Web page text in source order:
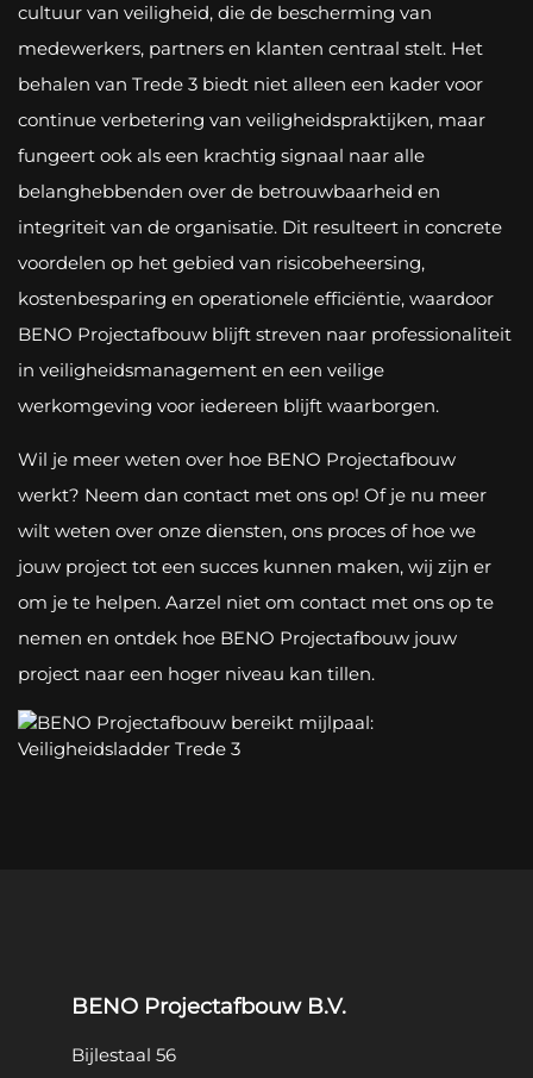
cultuur van veiligheid, die de bescherming van
medewerkers, partners en klanten centraal stelt. Het
behalen van Trede 3 biedt niet alleen een kader voor
continue verbetering van veiligheidspraktijken, maar
fungeert ook als een krachtig signaal naar alle
belanghebbenden over de betrouwbaarheid en
integriteit van de organisatie. Dit resulteert in concrete
voordelen op het gebied van risicobeheersing,
kostenbesparing en operationele efficiëntie, waardoor
BENO Projectafbouw blijft streven naar professionaliteit
in veiligheidsmanagement en een veilige
werkomgeving voor iedereen blijft waarborgen.
Wil je meer weten over hoe BENO Projectafbouw
werkt? Neem dan contact met ons op! Of je nu meer
wilt weten over onze diensten, ons proces of hoe we
jouw project tot een succes kunnen maken, wij zijn er
om je te helpen. Aarzel niet om contact met ons op te
nemen en ontdek hoe BENO Projectafbouw jouw
project naar een hoger niveau kan tillen.
BENO Projectafbouw B.V.
Bijlestaal 56